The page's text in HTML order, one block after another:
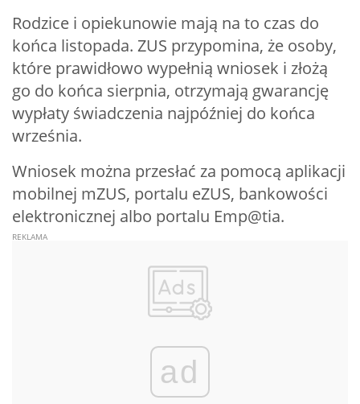
Rodzice i opiekunowie mają na to czas do
końca listopada. ZUS przypomina, że osoby,
które prawidłowo wypełnią wniosek i złożą
go do końca sierpnia, otrzymają gwarancję
wypłaty świadczenia najpóźniej do końca
września.
Wniosek można przesłać za pomocą aplikacji
mobilnej mZUS, portalu eZUS, bankowości
elektronicznej albo portalu Emp@tia.
ad